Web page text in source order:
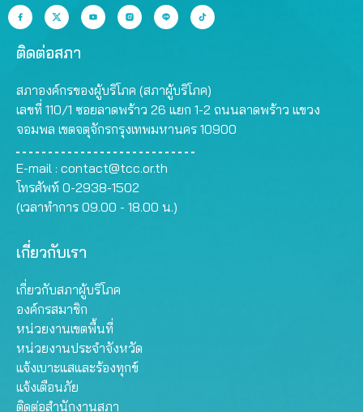
ติดต่อสภา
สภาองค์กรของผู้บริโภค (สภาผู้บริโภค)
เลขที่ 110/1 ซอยลาดพร้าว 26 แยก 1-2 ถนนลาดพร้าว แขวง
จอมพล เขตจตุจักรกรุงเทพมหานคร 10900
E-mail : contact@tcc.or.th
โทรศัพท์ 0-2938-1502
(เวลาทำการ 09.00 - 18.00 น.)
เกี่ยวกับเรา
เกี่ยวกับสภาผู้บริโภค
องค์กรสมาชิก
หน่วยงานเขตพื้นที่
หน่วยงานประจำจังหวัด
แจ้งเบาะแสและร้องทุกข์
แจ้งเตือนภัย
ติดต่อสำนักงานสภา